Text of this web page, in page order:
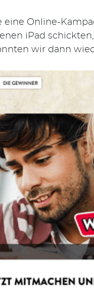
Online-
iPad
wir dann